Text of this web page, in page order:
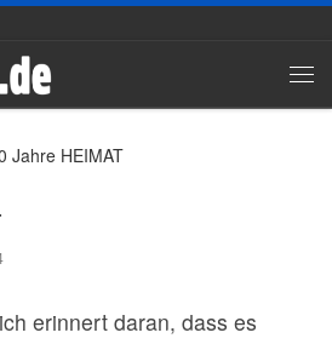
Jahre HEIMAT
erinnert daran, dass es